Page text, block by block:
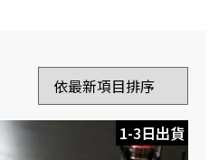
1-3日出貨